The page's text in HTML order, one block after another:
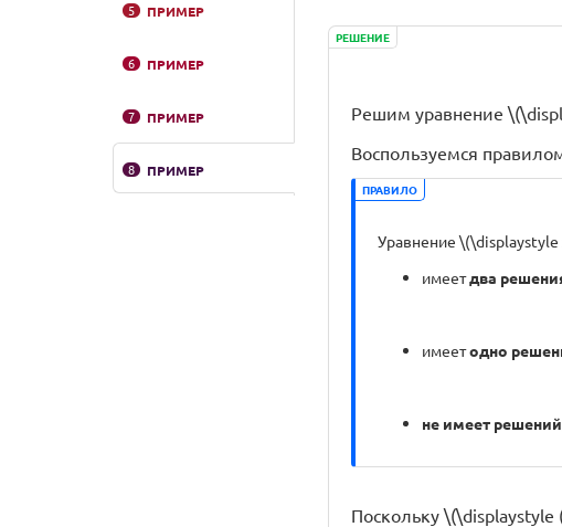
5 ПРИМЕР
6 ПРИМЕР
7 ПРИМЕР
8 ПРИМЕР
РЕШЕНИЕ
Решим уравнение
Воспользуемся
ПРАВИЛО
Уравнение \(\displaystyle
имеетдва
имеетодно
не имеет решений
Поскольку